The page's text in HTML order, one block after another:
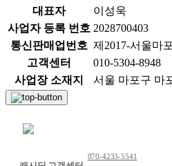
대표자
이성욱
사업자 등록 번호 2028700403
통신판매업번호 제2017-서울마
고객센터
010-5304-8948
사업장 소재지
서울 마포구 마
070-4233-5541